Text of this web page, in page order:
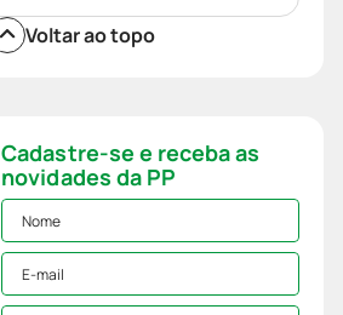
Voltar ao topo
Cadastre-se e receba as
novidades da PP